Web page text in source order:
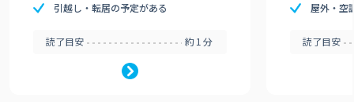
引越し・転居の予定がある
読了目安 約1分
屋外・空
読了目安